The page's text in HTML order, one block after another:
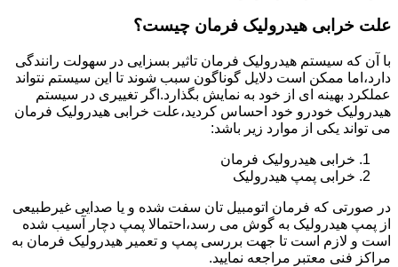
علت خرابی هیدرولیک فرمان چیست؟
با آن که سیستم هیدرولیک فرمان تاثیر بسزایی در سهولت رانندگی
دارد،اما ممکن است دلایل گوناگون سبب شوند تا این سیستم نتواند
عملکرد بهینه ای از خود به نمایش بگذارد.اگر تغییری در سیستم
هیدرولیک خودرو خود احساس کردید،علت خرابی هیدرولیک فرمان
می تواند یکی از موارد زیر باشد:
خرابی هیدرولیک فرمان
خرابی پمپ هیدرولیک
در صورتی که فرمان اتومبیل تان سفت شده و یا صدایی غیرطبیعی
از پمپ هیدرولیک به گوش می رسد،احتمالا پمپ دچار آسیب شده
است و لازم است تا جهت بررسی پمپ و تعمیر هیدرولیک فرمان به
مراکز فنی معتبر مراجعه نمایید.